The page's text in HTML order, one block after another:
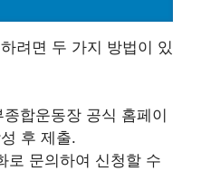
려면 두 가지 방법이 있
종합운동장 공식 홈페이
후 제출.
로 문의하여 신청할 수